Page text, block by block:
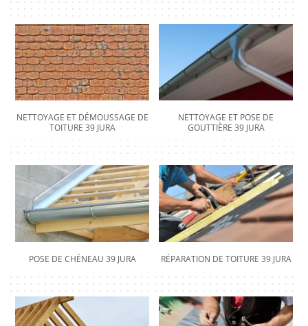
NETTOYAGE ET DÉMOUSSAGE DE
TOITURE 39 JURA
NETTOYAGE ET POSE DE
GOUTTIÈRE 39 JURA
POSE DE CHÉNEAU 39 JURA RÉPARATION DE TOITURE 39 JURA